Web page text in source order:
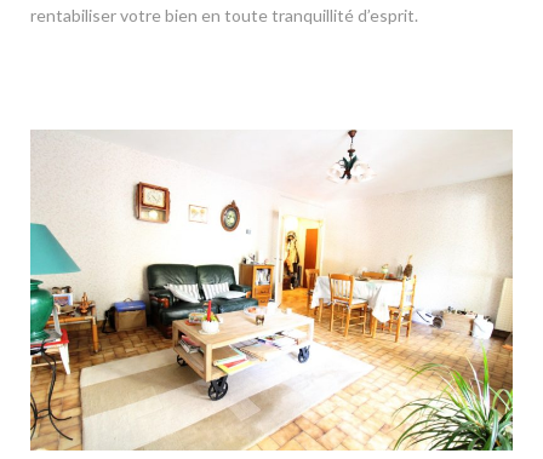
rentabiliser votre bien en toute tranquillité d’esprit.